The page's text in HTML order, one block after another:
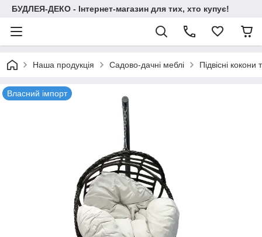
БУДЛЕЯ-ДЕКО - Інтернет-магазин для тих, хто купує!
Наша продукція Садово-дачні меблі Підвісні кокони
Власний імпорт